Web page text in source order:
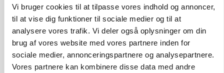
Vi bruger cookies til at tilpasse vores indhold og annoncer,
til at vise dig funktioner til sociale medier og til at
analysere vores trafik. Vi deler også oplysninger om din
brug af vores website med vores partnere inden for
sociale medier, annonceringspartnere og analysepartnere.
Vores partnere kan kombinere disse data med andre
KVÆG
500-600 køer i stort barmarksprojekt: Fra
beskeden start til store drømme